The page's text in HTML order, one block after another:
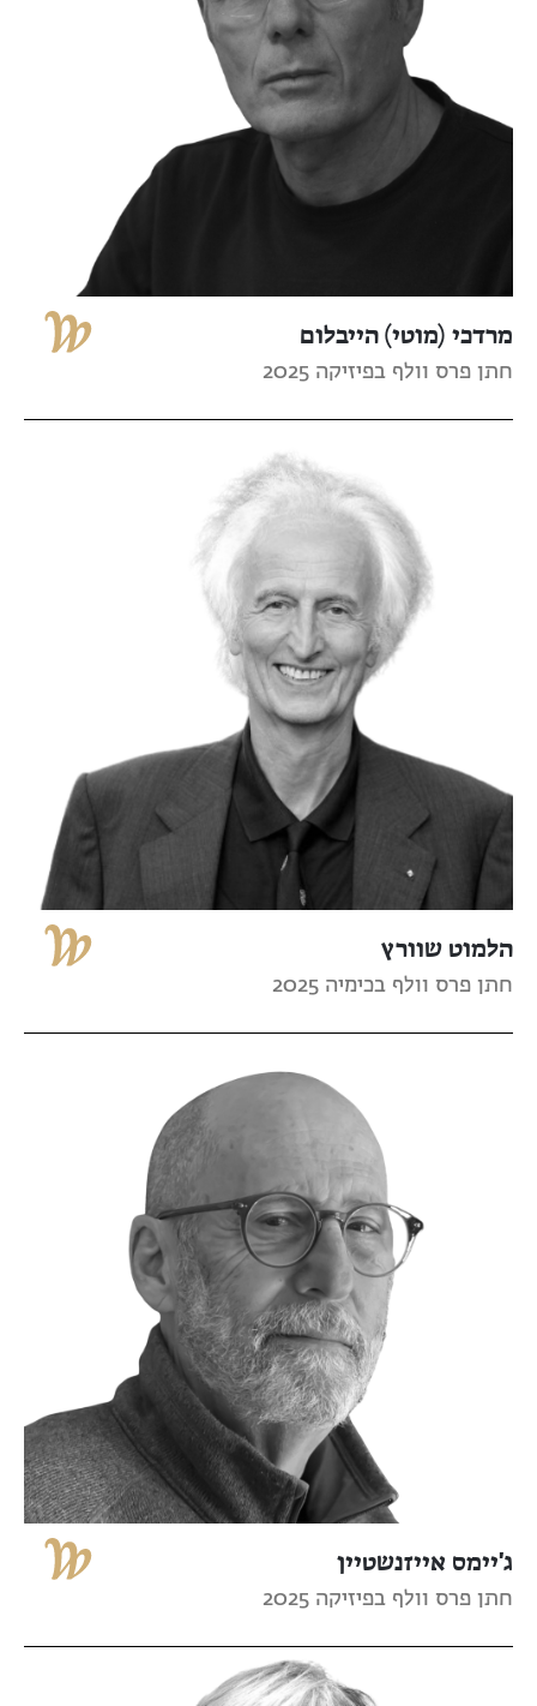
מרדכי (מוטי) הייבלום
חתן פרס וולף בפיזיקה 2025
הלמוט שוורץ
חתן פרס וולף בכימיה 2025
ג'יימס אייזנשטיין
חתן פרס וולף בפיזיקה 2025